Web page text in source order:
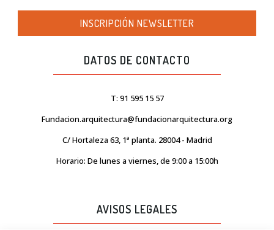
INSCRIPCIÓN NEWSLETTER
DATOS DE CONTACTO
T: 91 595 15 57
Fundacion.arquitectura@fundacionarquitectura.org
C/ Hortaleza 63, 1ª planta. 28004 - Madrid
Horario: De lunes a viernes, de 9:00 a 15:00h
AVISOS LEGALES